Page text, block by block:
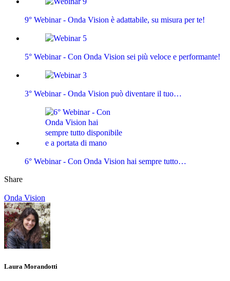
9° Webinar - Onda Vision è adattabile, su misura per te!
5° Webinar - Con Onda Vision sei più veloce e performante!
3° Webinar - Onda Vision può diventare il tuo…
6° Webinar - Con Onda Vision hai sempre tutto…
Share
Onda Vision
Laura Morandotti